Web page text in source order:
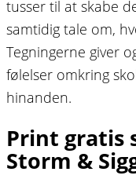
tusser til at skabe
samtidig tale om,
Tegningerne giver
følelser omkring
hinanden.
Print gratis
Storm &